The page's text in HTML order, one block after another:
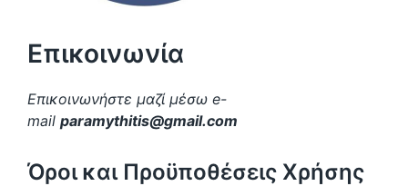
Επικοινωνία
Επικοινωνήστε μαζί μέσω e-
mail paramythitis@gmail.com
Όροι και Προϋποθέσεις Χρήσης